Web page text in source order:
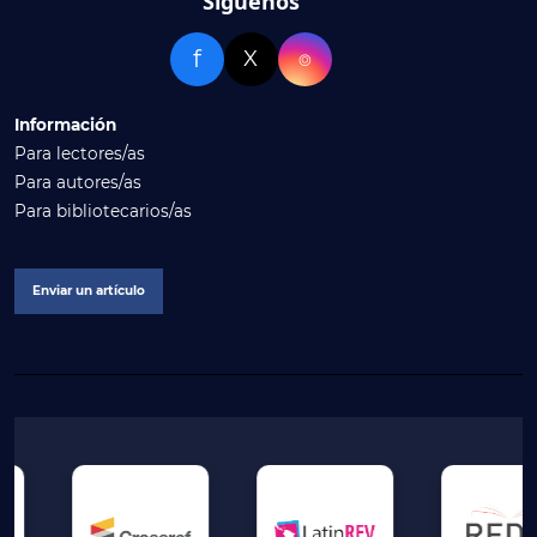
f X ⌾
Información
Para lectores/as
Para autores/as
Para bibliotecarios/as
Enviar un artículo